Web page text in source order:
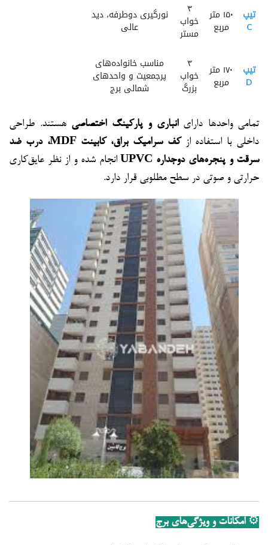
تیپ
C
۱۵۰ متر
مربع
۳
خواب
مستر
نورگیری دوطرفه، دید
عالی
تیپ
D
۱۷۰ متر
مربع
۳
خواب
بزرگ
مناسب خانواده‌های
پرجمعیت و واحدهای
شمالی برج
تمامی واحدها دارایانباری و پارکینگ اختصاصی هستند. طراحی
داخلی با استفاده از
کف سرامیک براق، کابینت MDF، درب ضد
سرقت و پنجره‌های دوجداره UPVC
انجام شده و از نظر عایق‌کاری
حرارتی و صوتی در سطح مطلوبی قرار دارد.
⚙️امکانات و ویژگی‌های برج